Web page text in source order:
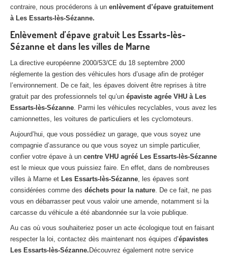
contraire, nous procéderons à un enlèvement d’épave gratuitement
à Les Essarts-lès-Sézanne.
Enlèvement d’épave gratuit Les Essarts-lès-
Sézanne et dans les villes de Marne
La directive européenne 2000/53/CE du 18 septembre 2000
réglemente la gestion des véhicules hors d’usage afin de protéger
l’environnement. De ce fait, les épaves doivent être reprises à titre
gratuit par des professionnels tel qu’un épaviste agrée VHU à Les
Essarts-lès-Sézanne. Parmi les véhicules recyclables, vous avez les
camionnettes, les voitures de particuliers et les cyclomoteurs.
Aujourd’hui, que vous possédiez un garage, que vous soyez une
compagnie d’assurance ou que vous soyez un simple particulier,
confier votre épave à un centre VHU agréé Les Essarts-lès-Sézanne
est le mieux que vous puissiez faire. En effet, dans de nombreuses
villes à Marne et Les Essarts-lès-Sézanne, les épaves sont
considérées comme des déchets pour la nature. De ce fait, ne pas
vous en débarrasser peut vous valoir une amende, notamment si la
carcasse du véhicule a été abandonnée sur la voie publique.
Au cas où vous souhaiteriez poser un acte écologique tout en faisant
respecter la loi, contactez dès maintenant nos équipes d’épavistes
Les Essarts-lès-Sézanne. Découvrez également notre service